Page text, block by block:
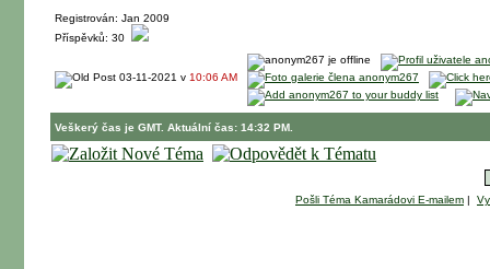
Registrován: Jan 2009
Příspěvků: 30
03-11-2021 v 10:06 AM
Veškerý čas je GMT. Aktuální čas: 14:32 PM.
Pošli Téma Kamarádovi E-mailem |